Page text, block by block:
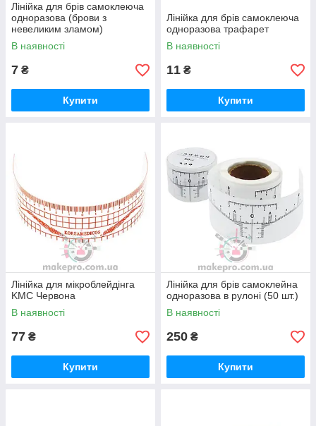
Лінійка для брів самоклеюча
одноразова (брови з
невеликим зламом)
В наявності
7 ₴
Купити
Лінійка для брів самоклеюча
одноразова трафарет
В наявності
11 ₴
Купити
Лінійка для мікроблейдінга
KMC Червона
В наявності
77 ₴
Купити
Лінійка для брів самоклейна
одноразова в рулоні (50 шт.)
В наявності
250 ₴
Купити